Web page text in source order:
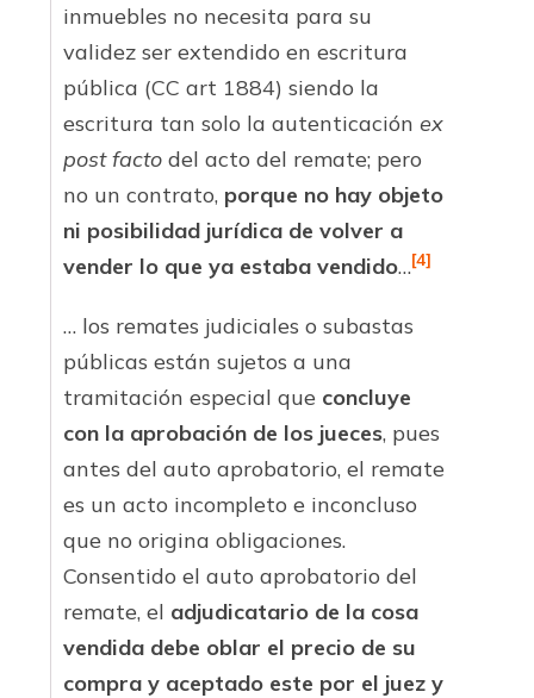
inmuebles no necesita para su
validez ser extendido en escritura
pública (CC art 1884) siendo la
escritura tan solo la autenticaciónex
post facto del acto del remate; pero
no un contrato, porque no hay objeto
ni posibilidad jurídica de volver a
vender lo que ya estaba vendido…[4]
… los remates judiciales o subastas
públicas están sujetos a una
tramitación especial que concluye
con la aprobación de los jueces, pues
antes del auto aprobatorio, el remate
es un acto incompleto e inconcluso
que no origina obligaciones.
Consentido el auto aprobatorio del
remate, el adjudicatario de la cosa
vendida debe oblar el precio de su
compra y aceptado este por el juez y